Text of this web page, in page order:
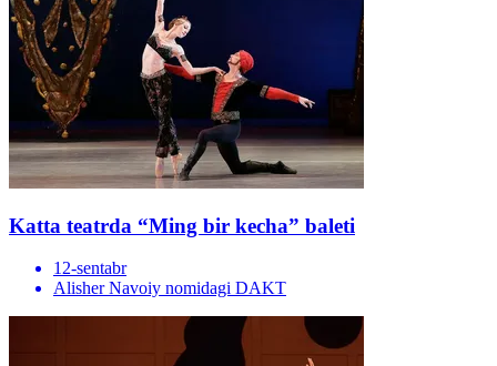
Katta teatrda “Ming bir kecha” baleti
12-sentabr
Alisher Navoiy nomidagi DAKT